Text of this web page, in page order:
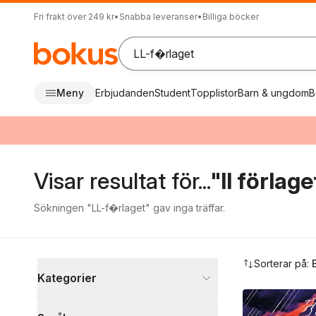
Fri frakt över 249 kr• Snabba leveranser• Billiga böcker
Meny ErbjudandenStudentTopplistorBarn & ungdom
Visar resultat för..."ll
Sökningen "LL-f�rlaget" gav inga träffar.
Kategorier
Sorterar på: